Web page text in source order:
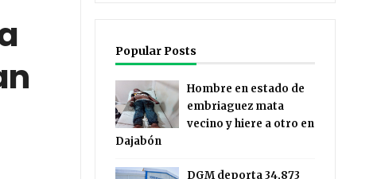
Popular Posts
Hombre en estado de
embriaguez mata
vecino y hiere a otro en
Dajabón
DGM deporta 34,873